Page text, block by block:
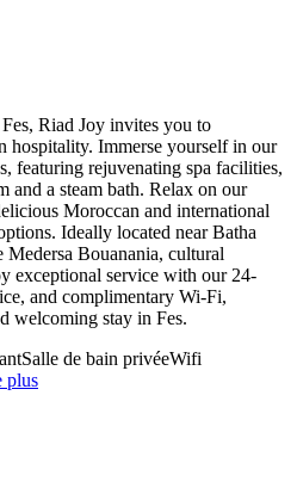
Riad Joy invites you to
hospitality. Immerse yourself in our
featuring rejuvenating spa facilities,
and a steam bath. Relax on our
Moroccan and international
Ideally located near Batha
Medersa Bouanania, cultural
exceptional service with our 24-
and complimentary Wi-Fi,
welcoming stay in Fes.
Salle de bain privéeWifi
plus